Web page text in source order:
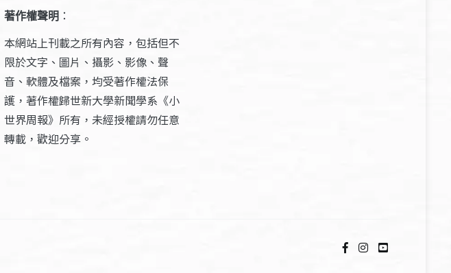
著作權聲明 ：
本網站上刊載之所有內容，包括但不
限於文字、圖片、攝影、影像、聲
音、軟體及檔案，均受著作權法保
護，著作權歸世新大學新聞學系《小
世界周報》所有，未經授權請勿任意
轉載，歡迎分享。